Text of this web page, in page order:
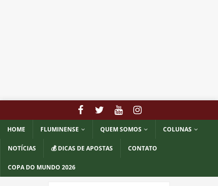
HOME FLUMINENSE QUEM SOMOS COLUNAS
NOTÍCIAS 💰 DICAS DE APOSTAS CONTATO
COPA DO MUNDO 2026